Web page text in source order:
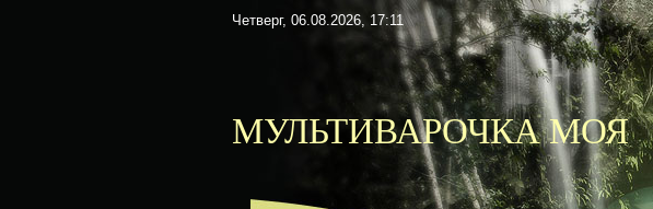
Четверг, 06.08.2026, 17:11
МУЛЬТИВАРОЧКА МОЯ